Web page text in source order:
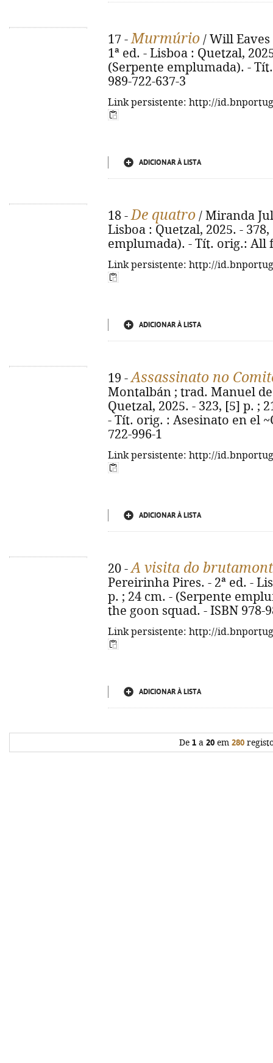
17 -Murmúrio / Will
1ª ed. - Lisboa : Quetzal,
(Serpente emplumada). -
989-722-637-3
Link persistente: http://
ADICIONAR À LISTA
18 -De quatro / Miranda
Lisboa : Quetzal, 2025. -
emplumada). - Tít. orig.: All
Link persistente: http://
ADICIONAR À LISTA
19 -Assassinato no
Montalbán ; trad. Manuel de
Quetzal, 2025. - 323, [5] p. ;
- Tít. orig. : Asesinato en el
722-996-1
Link persistente: http://
ADICIONAR À LISTA
20 -A visita do
Pereirinha Pires. - 2ª ed. -
p. ; 24 cm. - (Serpente
the goon squad. - ISBN 978-
Link persistente: http://
ADICIONAR À LISTA
De 1 a 20 em 280